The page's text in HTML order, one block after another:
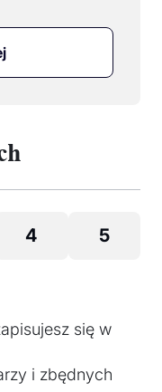
4 5
się w
i zbędnych